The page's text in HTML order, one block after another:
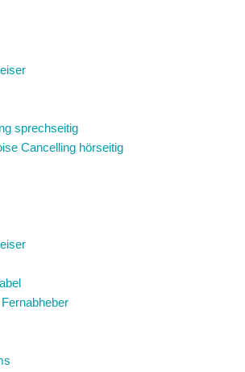
sprechseitig
Cancelling hörseitig